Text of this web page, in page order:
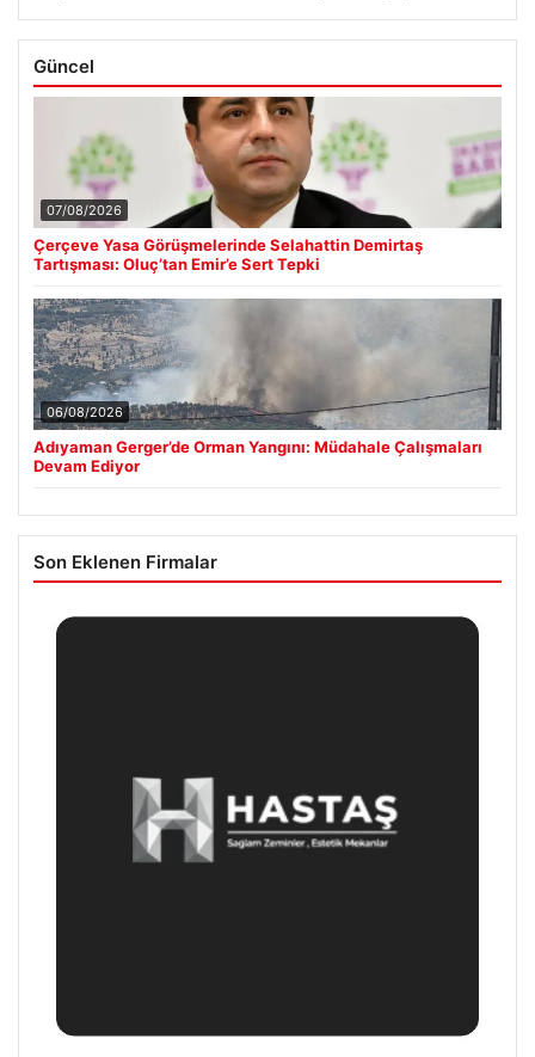
Güncel
07/08/2026
Çerçeve Yasa Görüşmelerinde Selahattin Demirtaş
Tartışması: Oluç’tan Emir’e Sert Tepki
06/08/2026
Adıyaman Gerger’de Orman Yangını: Müdahale Çalışmaları
Devam Ediyor
Son Eklenen Firmalar